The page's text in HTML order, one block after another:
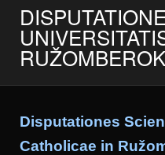
Disputationes
Catholicae in